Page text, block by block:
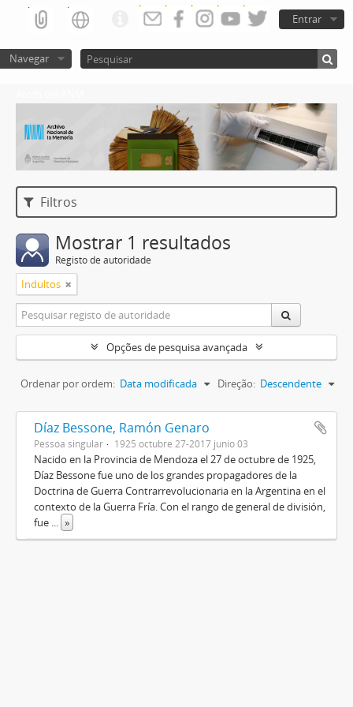
Entrar
Navegar
Filtros
Mostrar 1 resultados
Registo de autoridade
Indultos
Opções de pesquisa avançada
Ordenar por ordem: Data modificada Direção: Descendente
Díaz Bessone, Ramón Genaro
Pessoa singular 1925 octubre 27-2017 junio 03
Nacido en la Provincia de Mendoza el 27 de octubre de 1925,
Díaz Bessone fue uno de los grandes propagadores de la
Doctrina de Guerra Contrarrevolucionaria en la Argentina en el
contexto de la Guerra Fría. Con el rango de general de división,
fue ... »